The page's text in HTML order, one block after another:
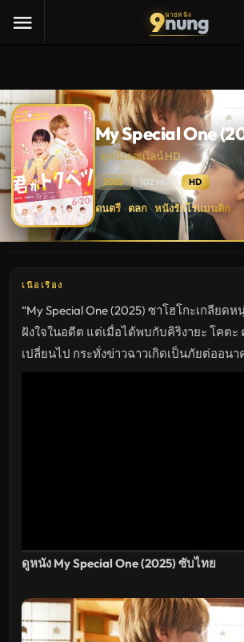
9นายหนัง
nung
My Special One
ดูหนังออนไลน์ HD
2025 102 Min. HD
My
Special
One
(2025)
ใหม่
ซับ
ไทย
เต็ม
เรื่อง
HD
อัปเดต
ดนตรี · ตลก · หนังรักโรแมนติก
เนื้อเรื่อง
“My Special One (2025) ซาโฮโกะเกลียดห
ฝังใจในอดีต แต่เมื่อได้พบกับคิริงายะ โคตะ
เปลี่ยนไป กระทั่งข่าวฉาวเกิดเป็นภัยต่ออน
ดูหนัง My Special One (2025) ซับไทย